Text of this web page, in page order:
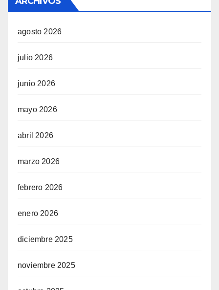
agosto 2026
julio 2026
junio 2026
mayo 2026
abril 2026
marzo 2026
febrero 2026
enero 2026
diciembre 2025
noviembre 2025